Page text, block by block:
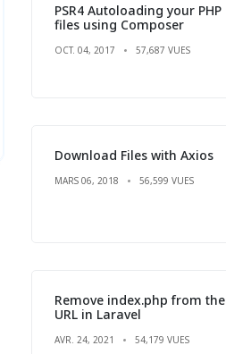
PSR4 Autoloading your PHP
files using Composer
OCT. 04, 2017 57,687 VUES
Download Files with Axios
MARS 06, 2018 56,599 VUES
Remove index.php from the
URL in Laravel
AVR. 24, 2021 54,179 VUES